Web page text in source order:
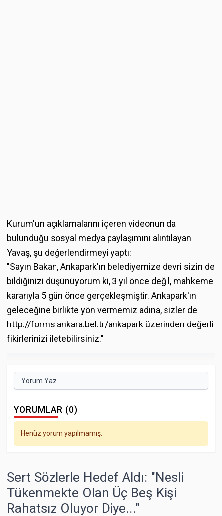
Kurum'un açıklamalarını içeren videonun da
bulunduğu sosyal medya paylaşımını alıntılayan
Yavaş, şu değerlendirmeyi yaptı:
"Sayın Bakan, Ankapark'ın belediyemize devri sizin de
bildiğinizi düşünüyorum ki, 3 yıl önce değil, mahkeme
kararıyla 5 gün önce gerçekleşmiştir. Ankapark'ın
geleceğine birlikte yön vermemiz adına, sizler de
http://forms.ankara.bel.tr/ankapark üzerinden değerli
fikirlerinizi iletebilirsiniz."
Yorum Yaz
YORUMLAR (0)
Henüz yorum yapılmamış.
Sert Sözlerle Hedef Aldı: "Nesli
Tükenmekte Olan Üç Beş Kişi
Rahatsız Oluyor Diye..."